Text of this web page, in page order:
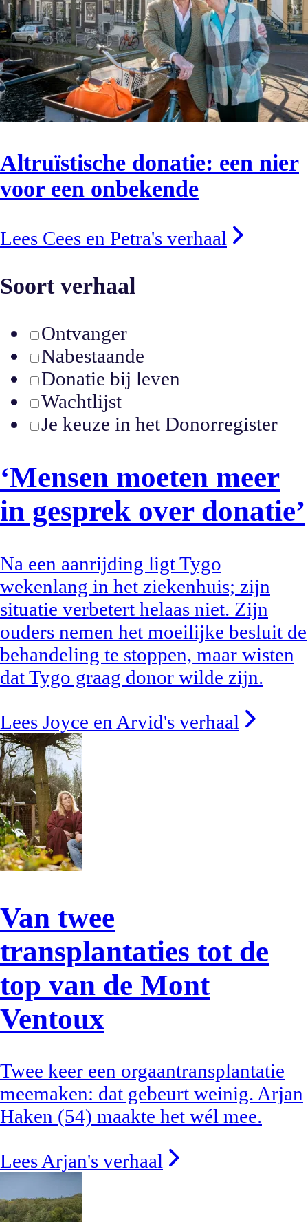
Altruïstische donatie: een nier
voor een onbekende
Lees Cees en Petra's verhaal
Soort verhaal
Ontvanger
Nabestaande
Donatie bij leven
Wachtlijst
Je keuze in het Donorregister
‘Mensen moeten meer
in gesprek over donatie’
Na een aanrijding ligt Tygo
wekenlang in het ziekenhuis; zijn
situatie verbetert helaas niet. Zijn
ouders nemen het moeilijke besluit de
behandeling te stoppen, maar wisten
dat Tygo graag donor wilde zijn.
Lees Joyce en Arvid's verhaal
Van twee
transplantaties tot de
top van de Mont
Ventoux
Twee keer een orgaantransplantatie
meemaken: dat gebeurt weinig. Arjan
Haken (54) maakte het wél mee.
Lees Arjan's verhaal